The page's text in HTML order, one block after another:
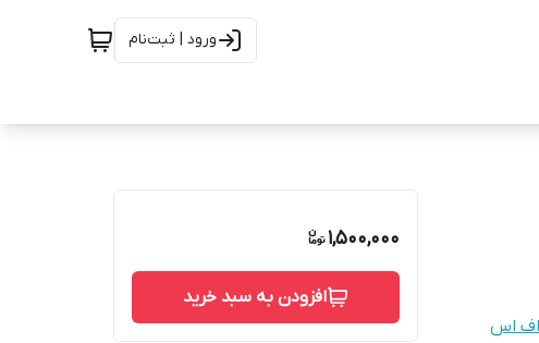
ورود | ثبت‌نام
اس
1,500,000
افزودن به سبد خرید